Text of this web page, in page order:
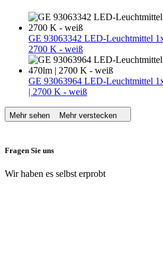
GE 93063342 LED-Leuchtmittel
2700 K - weiß
GE 93063964 LED-Leuchtmittel
| 2700 K - weiß
Mehr sehen Mehr verstecken
Fragen Sie uns
Wir haben es selbst erprobt